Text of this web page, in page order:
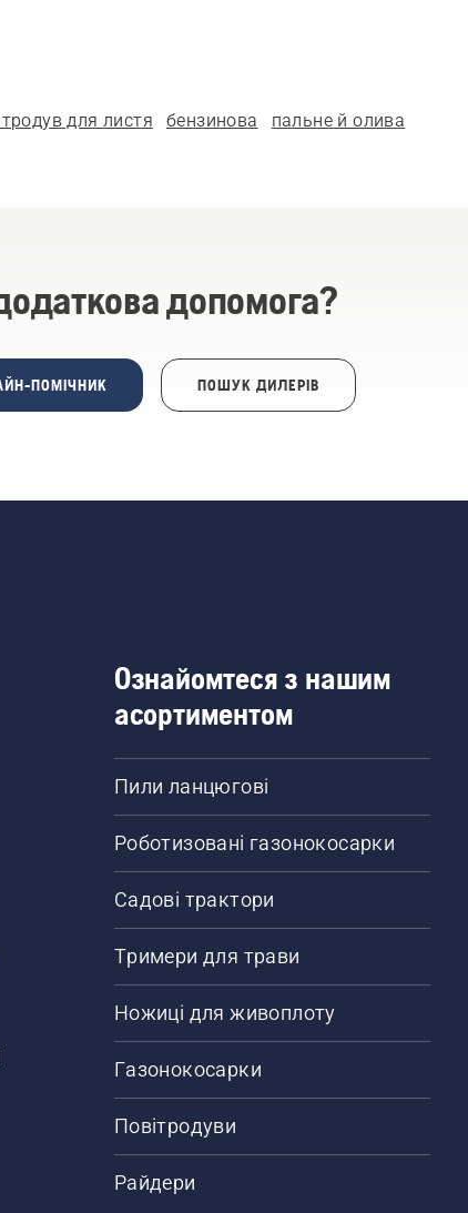
для листя бензинова пальне й олива
допомога?
ПОМІЧНИК ПОШУК ДИЛЕРІВ
Ознайомтеся з нашим
асортиментом
Пили ланцюгові
Роботизовані газонокосарки
Садові трактори
Тримери для трави
Ножиці для живоплоту
Газонокосарки
Повітродуви
Райдери